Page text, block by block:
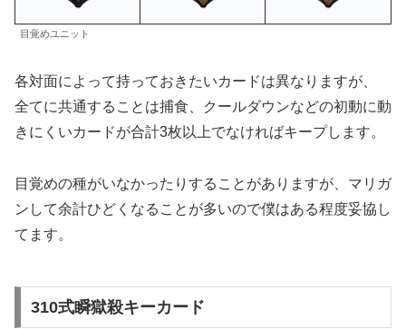
目覚めユニット
各対面によって持っておきたいカードは異なりますが、
全てに共通することは捕食、クールダウンなどの初動に動
きにくいカードが合計3枚以上でなければキープします。
目覚めの種がいなかったりすることがありますが、マリガ
ンして余計ひどくなることが多いので僕はある程度妥協し
てます。
310式瞬獄殺キーカード